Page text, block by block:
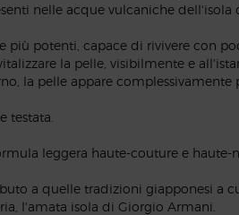
nelle acque vulcaniche dell'isola
più potenti, capace di rivivere con
la pelle, visibilmente e
la pelle appare complessivamente
testata.
leggera haute-couture e haute-
a quelle tradizioni giapponesi a
l'amata isola di Giorgio Armani.